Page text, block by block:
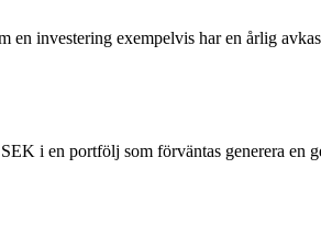
en investering exempelvis har en årlig
i en portfölj som förväntas generera en